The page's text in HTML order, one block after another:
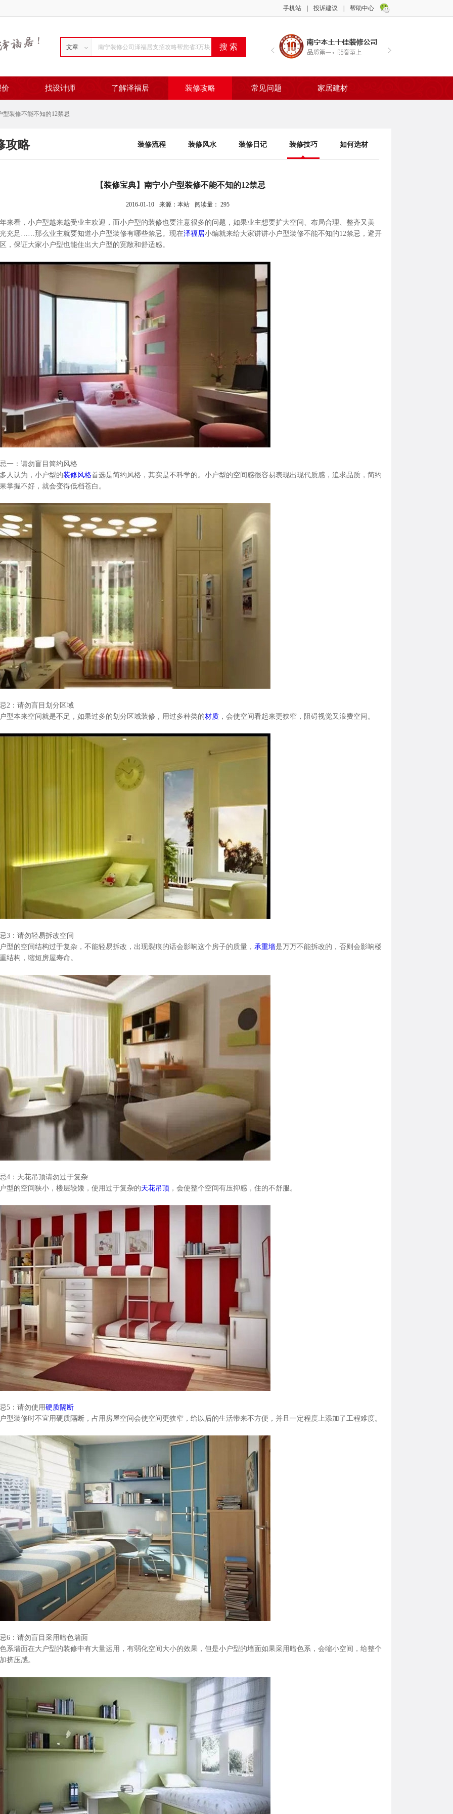
帮助中心
投诉建议
手机站
文章
价 找设计师 了解泽福居 装修攻略 常见问题 家居建材
型装修不能不知的12禁忌
攻略 如何选材
装修技巧
装修日记
装修风水
装修流程
【装修宝典】南宁小户型装修不能不知的12禁忌
2016-01-10 来源：本站 阅读量： 295
来看，小户型越来越受业主欢迎，而小户型的装修也要注意很多的问题，如果业主想要扩大空间、布局合理、整齐又美
充足……那么业主就要知道小户型装修有哪些禁忌。现在泽福居小编就来给大家讲讲小户型装修不能不知的12禁忌，避开
，保证大家小户型也能住出大户型的宽敞和舒适感。
一：请勿盲目简约风格
人认为，小户型的装修风格首选是简约风格，其实是不科学的。小户型的空间感很容易表现出现代质感，追求品质，简约
掌握不好，就会变得低档苍白。
2 ：请勿盲目划分区域
型本来空间就是不足，如果过多的划分区域装修，用过多种类的材质 ，会使空间看起来更狭窄，阻碍视觉又浪费空间。
3 ：请勿轻易拆改空间
型的空间结构过于复杂，不能轻易拆改，出现裂痕的话会影响这个房子的质量， 承重墙是万万不能拆改的，否则会影响楼
结构，缩短房屋寿命。
4 ：天花吊顶请勿过于复杂
型的空间狭小，楼层较矮，使用过于复杂的天花吊顶 ，会使整个空间有压抑感，住的不舒服。
5 ：请勿使用硬质隔断
型装修时不宜用硬质隔断，占用房屋空间会使空间更狭窄，给以后的生活带来不方便，并且一定程度上添加了工程难度。
6 ：请勿盲目采用暗色墙面
系墙面在大户型的装修中有大量运用，有弱化空间大小的效果，但是小户型的墙面如果采用暗色系，会缩小空间，给整个
挤压感。